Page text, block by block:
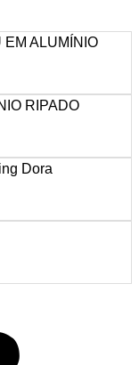
EM ALUMÍNIO
RIPADO
Dora